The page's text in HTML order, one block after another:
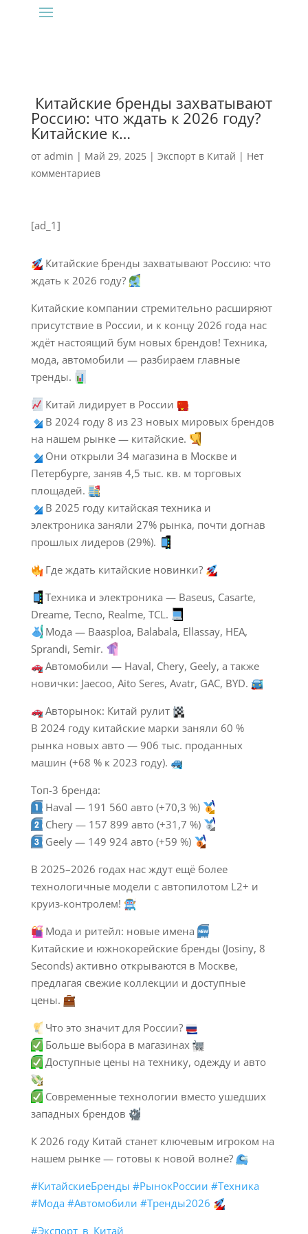
‍ Китайские бренды захватывают
Россию: что ждать к 2026 году?
Китайские к…
от admin | Май 29, 2025| Экспорт в Китай | Нет
комментариев
[ad_1]
Китайские бренды захватывают Россию: что
ждать к 2026 году?
Китайские компании стремительно расширяют
присутствие в России, и к концу 2026 года нас
ждёт настоящий бум новых брендов! Техника,
мода, автомобили — разбираем главные
тренды.
Китай лидирует в России
В 2024 году 8 из 23 новых мировых брендов
на нашем рынке — китайские.
Они открыли 34 магазина в Москве и
Петербурге, заняв 4,5 тыс. кв. м торговых
площадей.
В 2025 году китайская техника и
электроника заняли 27% рынка, почти догнав
прошлых лидеров (29%).
Где ждать китайские новинки?
Техника и электроника — Baseus, Casarte,
Dreame, Tecno, Realme, TCL.
Мода — Baasploa, Balabala, Ellassay, HEA,
Sprandi, Semir.
Автомобили — Haval, Chery, Geely, а также
новички: Jaecoo, Aito Seres, Avatr, GAC, BYD.
Авторынок: Китай рулит
В 2024 году китайские марки заняли 60 %
рынка новых авто — 906 тыс. проданных
машин (+68 % к 2023 году).
Топ-3 бренда:
Haval — 191 560 авто (+70,3 %)
Chery — 157 899 авто (+31,7 %)
Geely — 149 924 авто (+59 %)
В 2025–2026 годах нас ждут ещё более
технологичные модели с автопилотом L2+ и
круиз-контролем!
Мода и ритейл: новые имена
Китайские и южнокорейские бренды (Josiny, 8
Seconds) активно открываются в Москве,
предлагая свежие коллекции и доступные
цены.
Что это значит для России?
Больше выбора в магазинах
Доступные цены на технику, одежду и авто
Современные технологии вместо ушедших
западных брендов
К 2026 году Китай станет ключевым игроком на
нашем рынке — готовы к новой волне?
#КитайскиеБренды #РынокРоссии #Техника
#Мода #Автомобили #Тренды2026
#Экспорт_в_Китай